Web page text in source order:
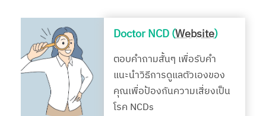
Doctor NCD (Website)
ตอบคำถามสั้นๆ เพื่อรับคำ
แนะนำวิธีการดูแลตัวเองของ
คุณเพื่อป้องกันความเสี่ยงเป็น
โรค NCDs